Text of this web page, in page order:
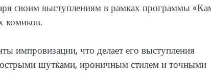
своим выступлениям в рамках программы
комиков.
импровизации, что делает его выступления
шутками, ироничным стилем и точными